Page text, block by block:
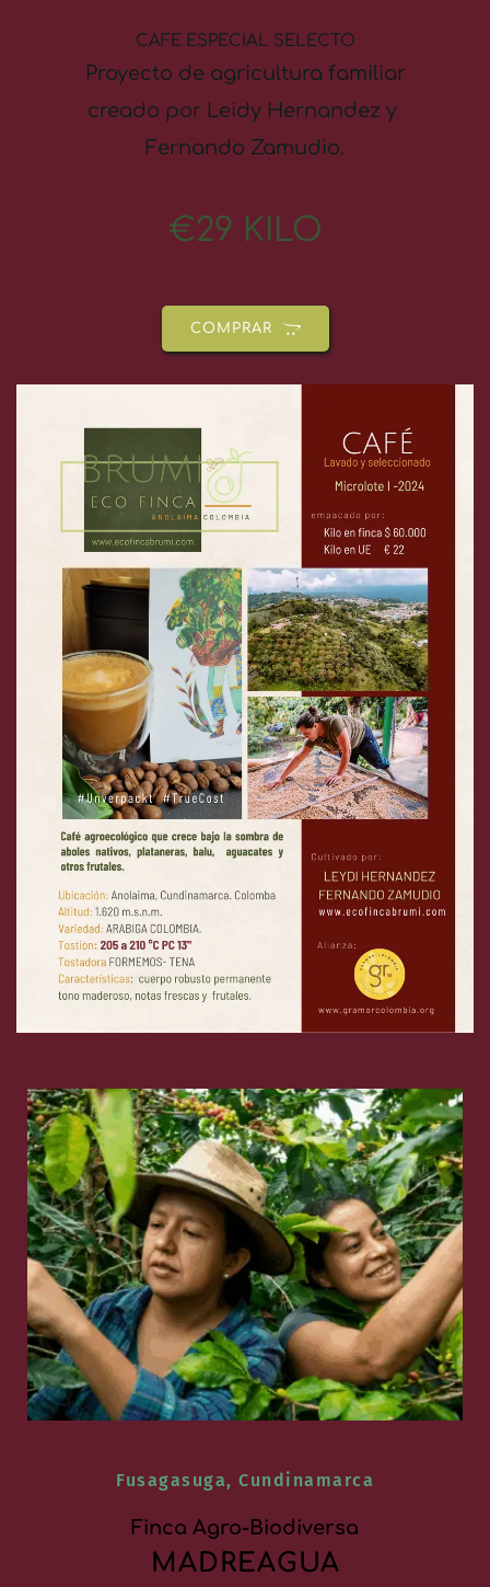
CAFE ESPECIAL SELECTO
creado por Leidy Hernandez y
Fernando Zamudio.
€29 KILO
COMPRAR
Fusagasuga, Cundinamarca
Finca Agro-Biodiversa
MADREAGUA